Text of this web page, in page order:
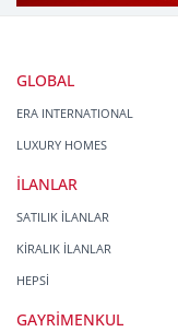
GLOBAL
ERA INTERNATIONAL
LUXURY HOMES
İLANLAR
SATILIK İLANLAR
KİRALIK İLANLAR
HEPSİ
GAYRİMENKUL